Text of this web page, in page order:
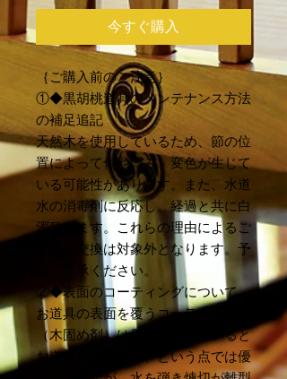
今すぐ購入
｛ご購入前のご注意｝
①◆黒胡桃道具のメンテナンス方法
の補足追記
天然木を使用しているため、節の位
置によって傷や凹み、変色が生じて
いる可能性があります。また、水道
水の消毒剤に反応し、経過と共に白
濁致します。これらの理由によるご
返品・交換は対象外となります。予
めご了承ください。
②◆表面のコーティングについて
お道具の表面を覆うコーティング
（木固め剤）は厚塗りされていると
お道具を保護する、という点では優